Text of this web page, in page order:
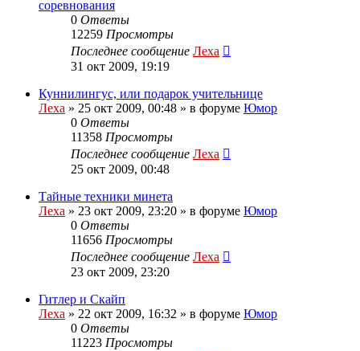
соревнования
0 Ответы
12259 Просмотры
Последнее сообщение Леха
31 окт 2009, 19:19
Куннилингус, или подарок учительнице
Леха » 25 окт 2009, 00:48 » в форуме Юмор
0 Ответы
11358 Просмотры
Последнее сообщение Леха
25 окт 2009, 00:48
Тайные техники минета
Леха » 23 окт 2009, 23:20 » в форуме Юмор
0 Ответы
11656 Просмотры
Последнее сообщение Леха
23 окт 2009, 23:20
Гитлер и Скайп
Леха » 22 окт 2009, 16:32 » в форуме Юмор
0 Ответы
11223 Просмотры